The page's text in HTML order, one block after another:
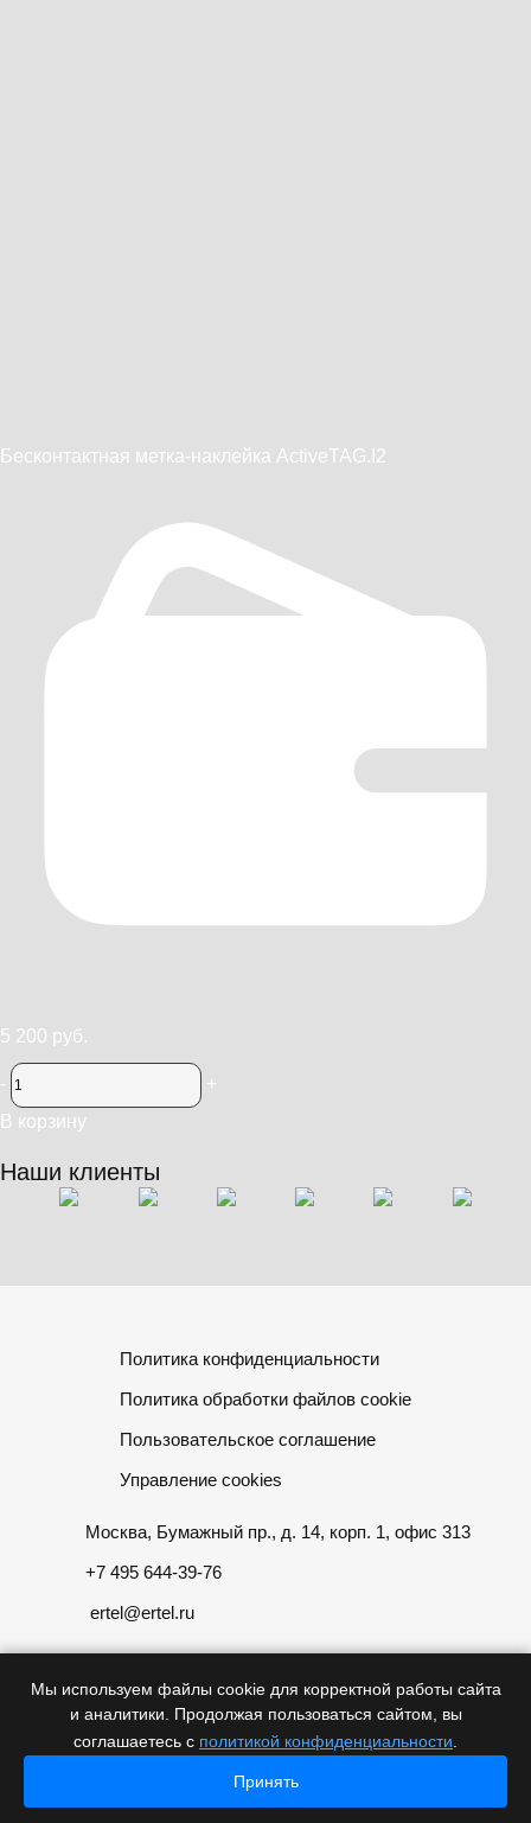
Главная Каталог Проекты Контакты
Главная Каталог Проекты Контакты
Бесконтактная метка-наклейка ActiveTAG.I2
5 200 руб.
-
+
В корзину
Наши клиенты
Политика конфиденциальности
Политика обработки файлов cookie
Пользовательское соглашение
Управление cookies
Москва, Бумажный пр., д. 14, корп. 1, офис 313
+7 495 644-39-76
ertel@ertel.ru
Информация размещенная на сайте не является публичной
офертой
© 2012 – 2026, ООО «Эртел»
Мы используем файлы cookie для корректной работы сайта
и аналитики. Продолжая пользоваться сайтом, вы
соглашаетесь с политикой конфиденциальности
Принять